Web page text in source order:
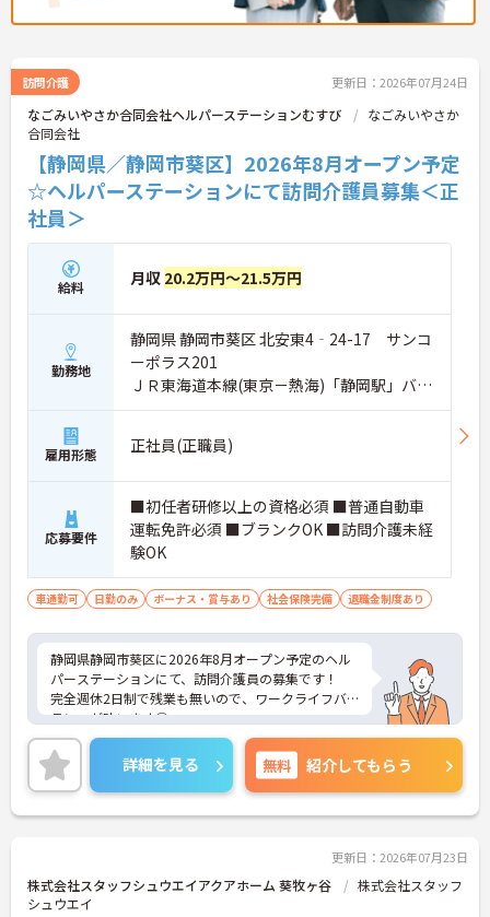
り組む体制が整っているため、「看取りのプロ」と
して他施設では得られない経験を積むことができま
す】
一時金も別途支給されています。
・入社半年でリーダーを任されたスタッフの実績が
あるなど、年次にかかわらず頑張りが評価され、キ
ャリアアップを実現できる職場環境です
【働きやすい休日・残業面と、長く安心して働ける
福利厚生が魅力です】
・月9日公休に加え、夏季・冬季休暇各3日が確保さ
れており（年間休日113日）、オンオフのメリハリ
をつけて働くことができます。
・全社平均残業月5時間程度と、業界平均を大きく
下回る少ない残業時間を実現しています
・退職金制度（勤続3年以上）・保育手当・育児短
時間勤務・マインドフルネスプログラムなど、長期
的に安心して働き続けるための制度が充実していま
訪問介護 更新日：2026年07月24日
なごみいやさか合同会社ヘルパーステーションむすび
なごみいやさか
合同会社
【静岡県／静岡市葵区】2026年8月オープン予定
☆ヘルパーステーションにて訪問介護員募集＜正
社員＞
給料 月収 20.2万円～21.5万円
勤務地
静岡県 静岡市葵区 北安東4‐24-17 サンコ
ーポラス201
ＪＲ東海道本線(東京－熱海)「静岡駅」バ
ス・車20分
雇用形態 正社員(正職員)
応募要件
■初任者研修以上の資格必須 ■普通自動車
運転免許必須 ■ブランクOK ■訪問介護未経
験OK
車通勤可 日勤のみ ボーナス・賞与あり 社会保険完備 退職金制度あり
静岡県静岡市葵区に2026年8月オープン予定のヘル
パーステーションにて、訪問介護員の募集です！
完全週休2日制で残業も無いので、ワークライフバ
ランスが叶います◎
ご興味のある方には、面接対策ポイントなど、さら
に詳細をお話しいたしますのでお気軽にご相談くだ
さい！
詳細を見る 無料 紹介してもらう
更新日：2026年07月23日
株式会社スタッフシュウエイアクアホーム 葵牧ヶ谷
株式会社スタッフ
シュウエイ